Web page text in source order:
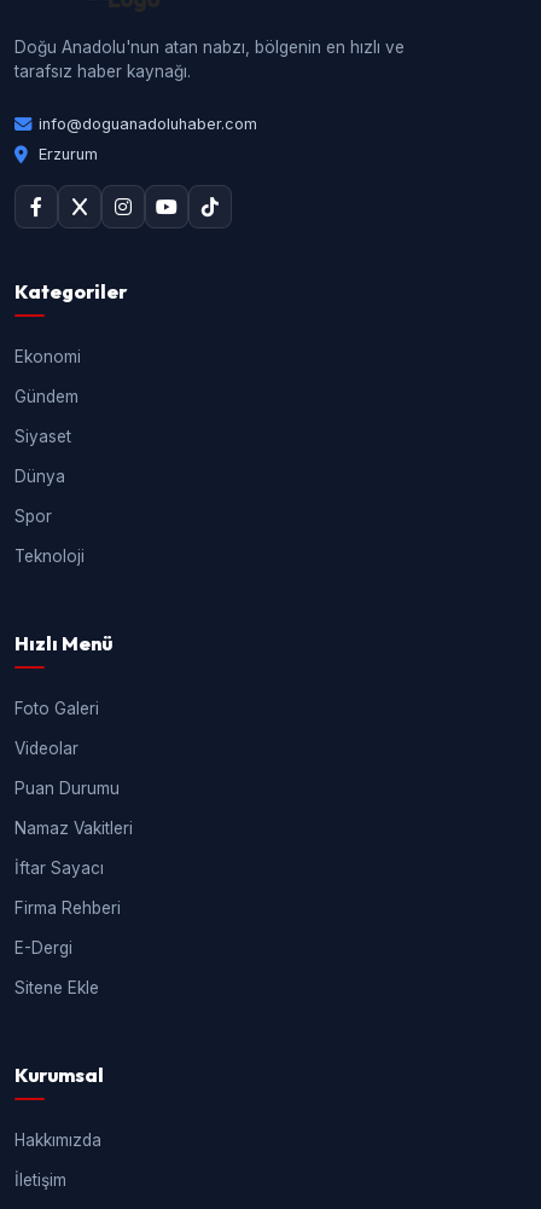
Doğu Anadolu'nun atan nabzı, bölgenin en hızlı ve
tarafsız haber kaynağı.
info@doguanadoluhaber.com
Erzurum
Kategoriler
Ekonomi
Gündem
Siyaset
Dünya
Spor
Teknoloji
Hızlı Menü
Foto Galeri
Videolar
Puan Durumu
Namaz Vakitleri
İftar Sayacı
Firma Rehberi
E-Dergi
Sitene Ekle
Kurumsal
Hakkımızda
İletişim